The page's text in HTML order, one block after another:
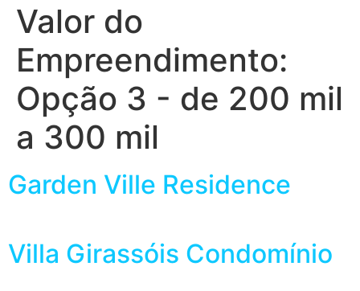
Valor do
Empreendimento:
Opção 3 - de 200 mil
a 300 mil
Garden Ville Residence
Villa Girassóis Condomínio